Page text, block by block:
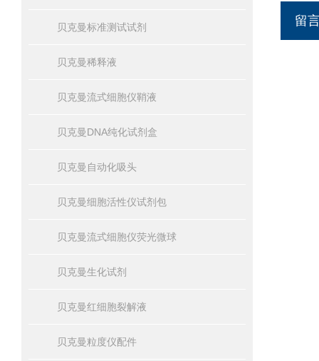
贝克曼标准测试试剂
贝克曼稀释液
贝克曼流式细胞仪鞘液
贝克曼DNA纯化试剂盒
贝克曼自动化吸头
贝克曼细胞活性仪试剂包
贝克曼流式细胞仪荧光微球
贝克曼生化试剂
贝克曼红细胞裂解液
贝克曼粒度仪配件
留